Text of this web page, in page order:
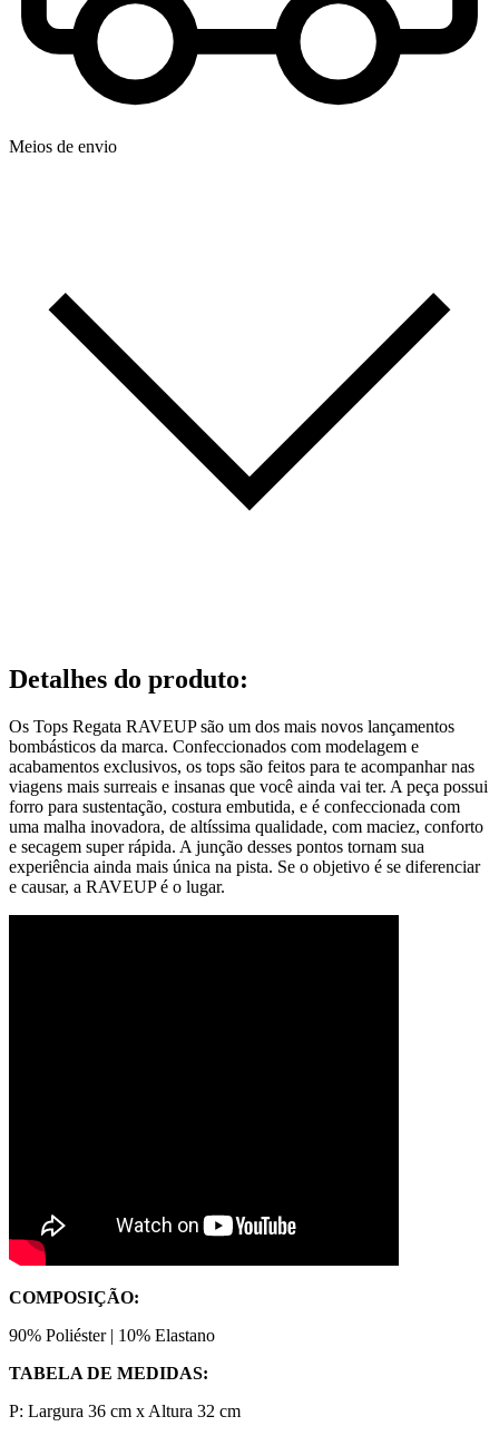
Meios de envio
Detalhes do produto:
Os Tops Regata RAVEUP são um dos mais novos lançamentos
bombásticos da marca. Confeccionados com modelagem e
acabamentos exclusivos, os tops são feitos para te acompanhar nas
viagens mais surreais e insanas que você ainda vai ter. A peça possui
forro para sustentação, costura embutida, e é confeccionada com
uma malha inovadora, de altíssima qualidade, com maciez, conforto
e secagem super rápida. A junção desses pontos tornam sua
experiência ainda mais única na pista. Se o objetivo é se diferenciar
e causar, a RAVEUP é o lugar.
COMPOSIÇÃO:
90% Poliéster | 10% Elastano
TABELA DE MEDIDAS:
P: Largura 36 cm x Altura 32 cm